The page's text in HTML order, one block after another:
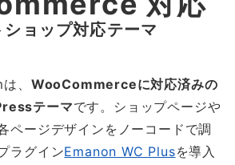
ショップ対応テーマ
、 WooCommerceに対応済みの
テーマです。ショップページや
ページデザインをノーコードで調
ラグインEmanon WC Plusを導入